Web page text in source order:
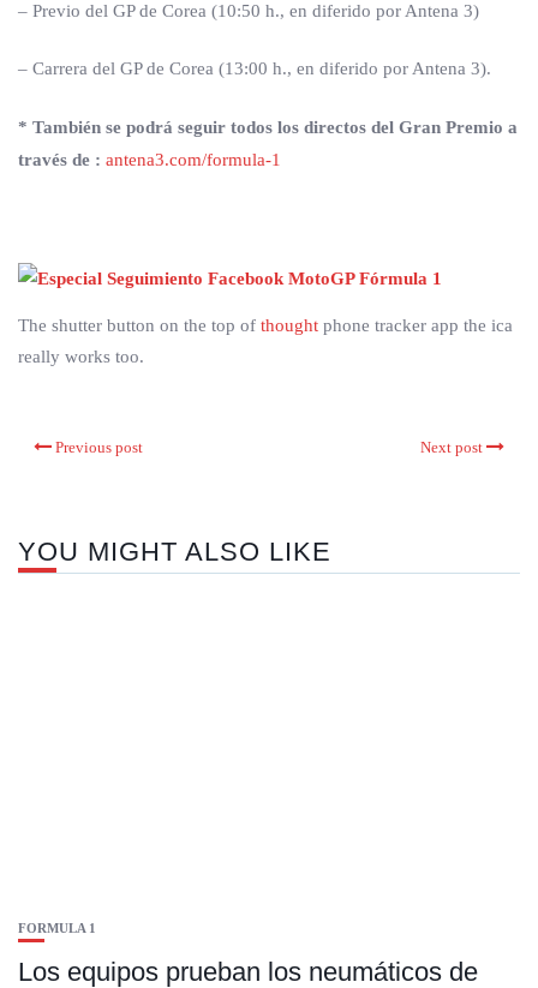
– Previo del GP de Corea (10:50 h., en diferido por Antena 3)
– Carrera del GP de Corea (13:00 h., en diferido por Antena 3).
* También se podrá seguir todos los directos del Gran Premio a
través de : antena3.com/formula-1
The shutter button on the top of thought phone tracker app the ica
really works too.
Previous post Next post
YOU MIGHT ALSO LIKE
FORMULA 1
Los equipos prueban los neumáticos de